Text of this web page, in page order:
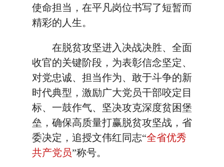
使命担当，在平凡岗位书写了短暂而
精彩的人生。
在脱贫攻坚进入决战决胜、全面
收官的关键阶段，为表彰信念坚定、
对党忠诚、担当作为、敢于斗争的新
时代典型，激励广大党员干部咬定目
标、一鼓作气、坚决攻克深度贫困堡
垒，确保高质量打赢脱贫攻坚战，省
委决定，追授文伟红同志“全省优秀
共产党员”称号。